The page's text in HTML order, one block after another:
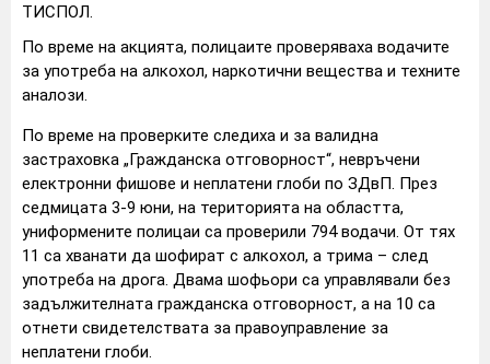
ТИСПОЛ.
По време на акцията, полицаите проверяваха водачите
за употреба на алкохол, наркотични вещества и техните
аналози.
По време на проверките следиха и за валидна
застраховка „Гражданска отговорност“, невръчени
електронни фишове и неплатени глоби по ЗДвП. През
седмицата 3-9 юни, на територията на областта,
униформените полицаи са проверили 794 водачи. От тях
11 са хванати да шофират с алкохол, а трима – след
употреба на дрога. Двама шофьори са управлявали без
задължителната гражданска отговорност, а на 10 са
отнети свидетелствата за правоуправление за
неплатени глоби.